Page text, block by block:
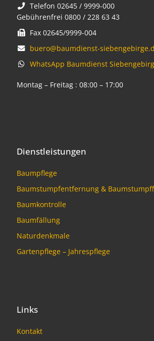
Telefon 02645 / 9999-000
Gebührenfrei 0800 / 228 63 43
Fax 02645/9999-004
buero@baumdienst-
WhatsApp Baumdienst
Montag – Freitag : 08:00 – 17:00
Dienstleistungen
Baumpflege
Baumstumpfentfernung &
Baumkontrolle
Baumfällung
Naturdenkmale
Gartenpflege – Jahrespflege
Links
Kontakt